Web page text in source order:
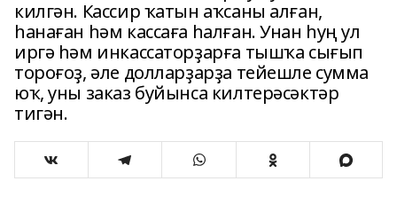
килгән. Кассир ҡатын аҡсаны алған,
һанаған һәм кассаға һалған. Унан һуң ул
иргә һәм инкассаторҙарға тышҡа сығып
тороғоҙ, әле долларҙарҙа тейешле сумма
юҡ, уны заказ буйынса килтерәсәктәр
тигән.